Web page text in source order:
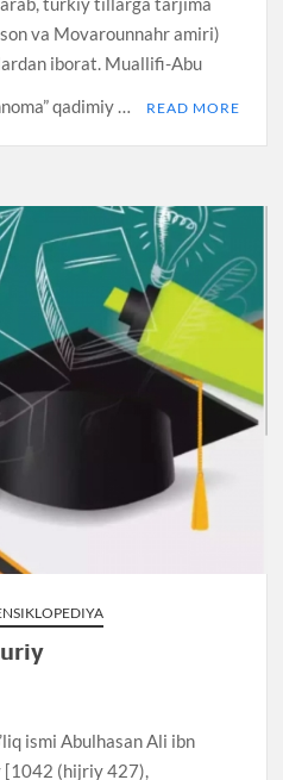
va Movarounnahr amiri)
iborat. Muallifi-Abu
qadimiy …
READ MORE
ismi Abulhasan Ali ibn
[1042 (hijriy 427),